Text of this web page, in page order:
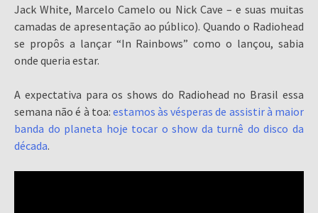
Jack White, Marcelo Camelo ou Nick Cave – e suas muitas
camadas de apresentação ao público). Quando o Radiohead
se propôs a lançar “In Rainbows” como o lançou, sabia
onde queria estar.
A expectativa para os shows do Radiohead no Brasil essa
semana não é à toa: estamos às vésperas de assistir à maior
banda do planeta hoje tocar o show da turnê do disco da
década.